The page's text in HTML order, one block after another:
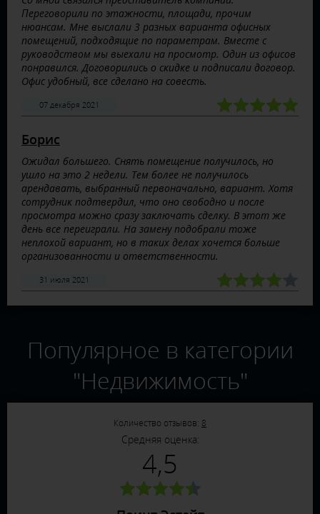
Переговорили по этажности, площади, прочим
нюансам. Мне выслали 3 разных варианта офисных
помещений, подходящие по параметрам. Вместе с
руководством мы выехали на просмотр. Один из офисов
понравился. Договорились о скидке и подписали договор.
Офис удобный, все сделано на совесть.
07 декабря 2021
Борис
Ожидал большего. Снять помещение получилось, но
ушло на это 2 недели. Тем более не получилось
арендавать, выбранный первоначально, вариант. Хотя
сотрудник подтвердил, что оно свободно и после
просмотра можно сразу заключать сделку. В этот же
день все переиграли. На замену подобрали тоже
неплохой вариант, но в таких делах хочется больше
организованности и ответственности.
31 июля 2021
Популярное в категории
"Недвижимость"
Количество отзывов: 8
Средняя оценка:
4,5